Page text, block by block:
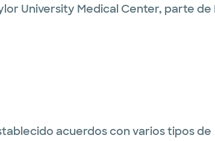
University Medical Center, parte
acuerdos con varios tipos de